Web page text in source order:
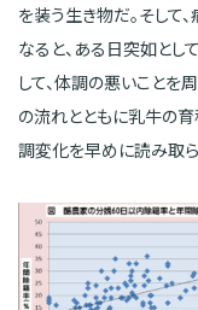
を装う生き物だ。そして
なると、ある日突如とし
して、体調の悪いことを
の流れとともに乳牛の
調変化を早めに読み取